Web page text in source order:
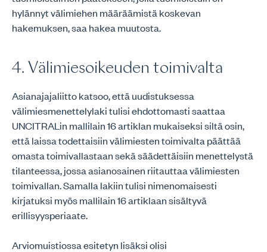
hylännyt välimiehen määräämistä koskevan
hakemuksen, saa hakea muutosta.
4. Välimiesoikeuden toimivalta
Asianajajaliitto katsoo, että uudistuksessa
välimiesmenettelylaki tulisi ehdottomasti saattaa
UNCITRALin mallilain 16 artiklan mukaiseksi siltä osin,
että laissa todettaisiin välimiesten toimivalta päättää
omasta toimivallastaan sekä säädettäisiin menettelystä
tilanteessa, jossa asianosainen riitauttaa välimiesten
toimivallan. Samalla lakiin tulisi nimenomaisesti
kirjatuksi myös mallilain 16 artiklaan sisältyvä
erillisyysperiaate.
Arviomuistiossa esitetyn lisäksi olisi